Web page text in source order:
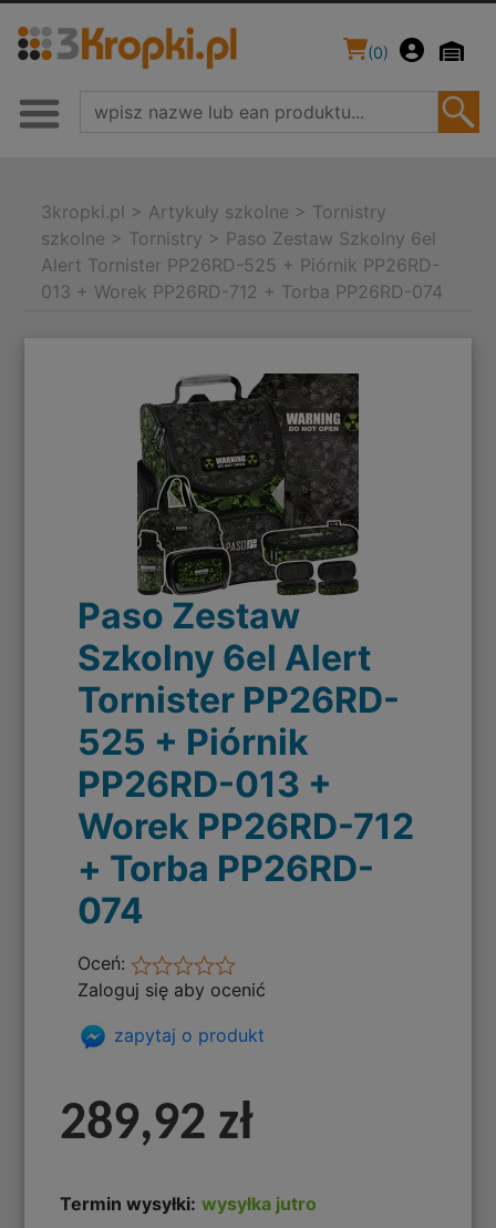
(0)
3kropki.pl > Artykuły szkolne > Tornistry
szkolne > Tornistry > Paso Zestaw Szkolny 6el
Alert Tornister PP26RD-525 + Piórnik PP26RD-
013 + Worek PP26RD-712 + Torba PP26RD-074
Paso Zestaw
Szkolny 6el Alert
Tornister PP26RD-
525 + Piórnik
PP26RD-013 +
Worek PP26RD-712
+ Torba PP26RD-
074
Oceń:
Zaloguj się aby ocenić
zapytaj o produkt
289,92 zł
Termin wysyłki: wysyłka jutro